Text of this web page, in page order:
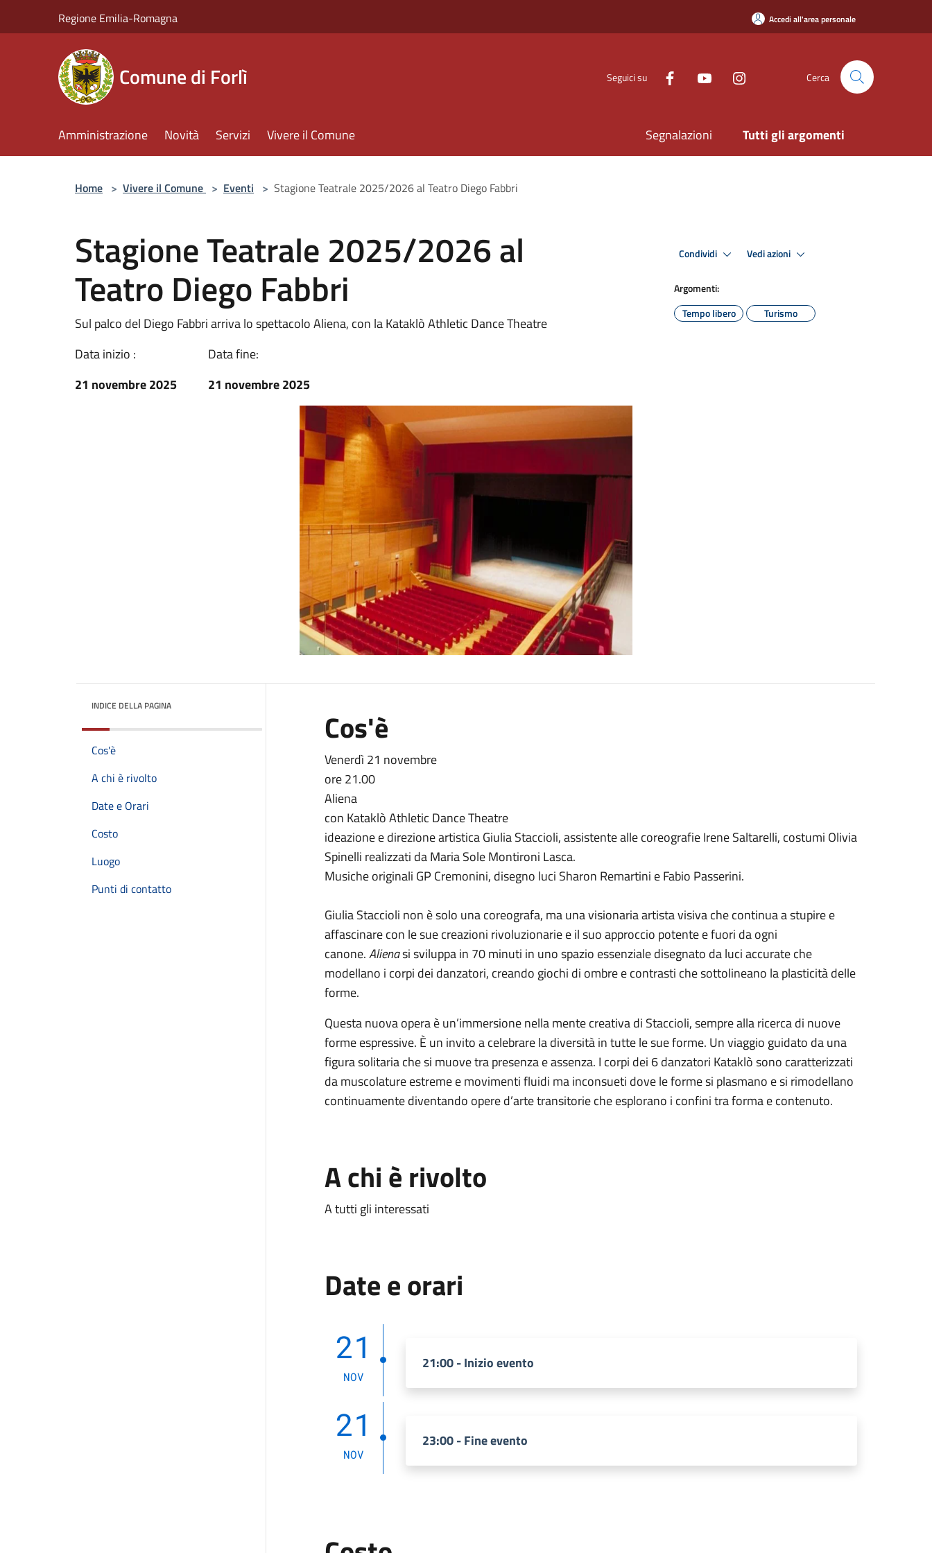
Regione Emilia-Romagna Accedi all'area personale
Comune di Forlì Seguici su Cerca
Amministrazione Novità Servizi Vivere il Comune Segnalazioni Tutti gli argomenti
Home > Vivere il Comune > Eventi > Stagione Teatrale 2025/2026 al Teatro Diego Fabbri
Stagione Teatrale 2025/2026 al
Teatro Diego Fabbri
Sul palco del Diego Fabbri arriva lo spettacolo Aliena, con la Kataklò Athletic Dance Theatre
Data inizio :
21 novembre 2025
Data fine:
21 novembre 2025
Condividi Vedi azioni
Argomenti:
Tempo libero
Turismo
INDICE DELLA PAGINA
Cos'è
A chi è rivolto
Date e Orari
Costo
Luogo
Punti di contatto
Cos'è
Venerdì 21 novembre
ore 21.00
Aliena
con Kataklò Athletic Dance Theatre
ideazione e direzione artistica Giulia Staccioli, assistente alle coreografie Irene Saltarelli, costumi Olivia
Spinelli realizzati da Maria Sole Montironi Lasca.
Musiche originali GP Cremonini, disegno luci Sharon Remartini e Fabio Passerini.
Giulia Staccioli non è solo una coreografa, ma una visionaria artista visiva che continua a stupire e
affascinare con le sue creazioni rivoluzionarie e il suo approccio potente e fuori da ogni
canone.Alienasi sviluppa in 70 minuti in uno spazio essenziale disegnato da luci accurate che
modellano i corpi dei danzatori, creando giochi di ombre e contrasti che sottolineano la plasticità delle
forme.
Questa nuova opera è un’immersione nella mente creativa di Staccioli, sempre alla ricerca di nuove
forme espressive. È un invito a celebrare la diversità in tutte le sue forme. Un viaggio guidato da una
figura solitaria che si muove tra presenza e assenza. I corpi dei 6 danzatori Kataklò sono caratterizzati
da muscolature estreme e movimenti fluidi ma inconsueti dove le forme si plasmano e si rimodellano
continuamente diventando opere d’arte transitorie che esplorano i confini tra forma e contenuto.
A chi è rivolto
A tutti gli interessati
Date e orari
21
NOV
21:00 - Inizio evento
21
NOV
23:00 - Fine evento